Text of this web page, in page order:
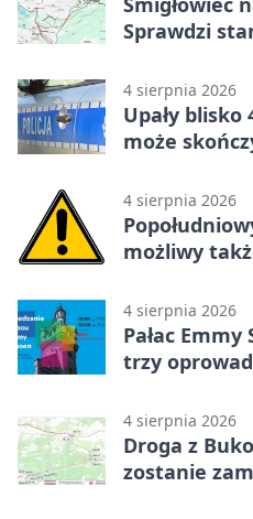
Sprawdzi
4 sierpnia 2026
Upały blisko
może
4 sierpnia 2026
możliwy
4 sierpnia 2026
Pałac
trzy
4 sierpnia 2026
Droga z
zostanie